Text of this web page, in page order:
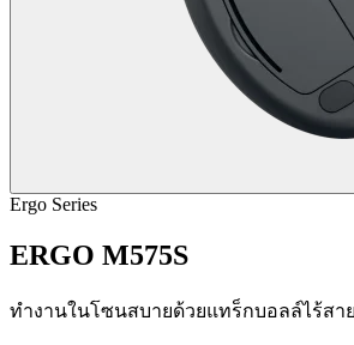
Ergo Series
ERGO M575S
ทำงานในโซนสบายด้วยแทร็กบอลล์ไร้สาย